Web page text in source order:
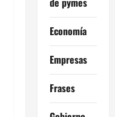
Economía
Empresas
Frases